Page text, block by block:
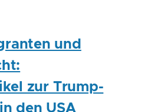
und
zur Trump-
den USA